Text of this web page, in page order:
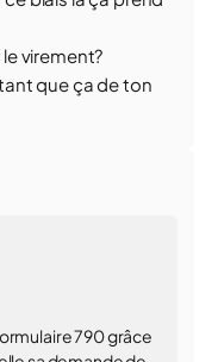
virement?
que ça de ton
790 grâce